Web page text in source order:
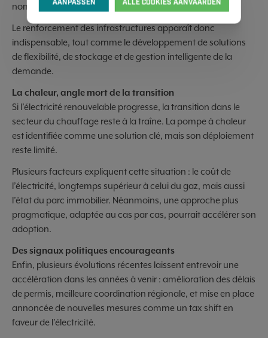
nombreux projets.
Le renforcement des infrastructures apparaît donc
indispensable, tout comme le développement de solutions
de flexibilité, de stockage et de gestion intelligente de la
demande.
La chaleur, angle mort de la transition
Si l’électricité renouvelable progresse, la transition dans le
secteur du chauffage reste à la traîne. La pompe à chaleur
est identifiée comme une solution clé, mais son déploiement
reste limité.
Plusieurs facteurs expliquent cette situation : le coût de
l’électricité, longtemps supérieur à celui du gaz, mais aussi
l’état du parc immobilier. Néanmoins, une approche plus
pragmatique, adaptée au cas par cas, pourrait accélérer son
adoption.
Des signaux politiques encourageants
Enfin, plusieurs évolutions récentes laissent entrevoir une
accélération dans les années à venir : amélioration des délais
de permis, meilleure coordination régionale, et mise en place
annoncée de nouvelles mesures comme un tax shift en
faveur de l’électricité.
AANPASSEN ALLE COOKIES AANVAARDEN